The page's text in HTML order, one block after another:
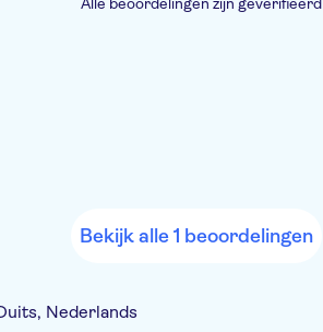
Bekijk alle 1 beoordelingen
Nederlands